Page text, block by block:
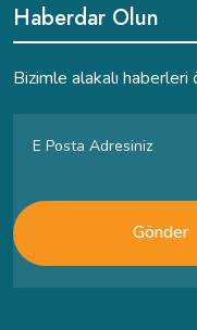
Haberdar Olun
Bizimle alakalı haberleri
Gönder